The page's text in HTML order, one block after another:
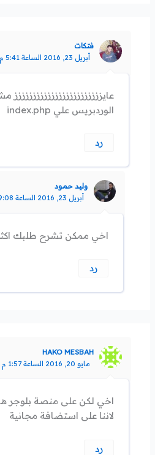
فتكات
أبريل 23, 2016 الساعة 5:41 م
الوردبريس علي index.php
رد
وليد حمود
أبريل 23, 2016 الساعة 9:08 م
اخي ممكن تشرح طلبك
رد
HAKO MESBAH
مايو 20, 2016 الساعة 1:57 م
اخي لكن على منصة بلوجر
لاننا على استضافة مجانية
رد